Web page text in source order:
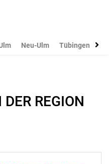
Neu-Ulm Tübingen
REGION